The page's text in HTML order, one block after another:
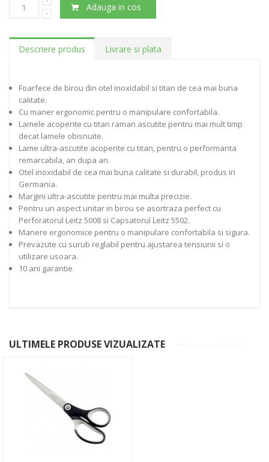
Adauga in cos
Descriere produs Livrare si plata
Foarfece de birou din otel inoxidabil si titan de cea mai buna
calitate.
Cu maner ergonomic pentru o manipulare confortabila.
Lamele acoperite cu titan raman ascutite pentru mai mult timp
decat lamele obisnuite.
Lame ultra-ascutite acoperite cu titan, pentru o performanta
remarcabila, an dupa an.
Otel inoxidabil de cea mai buna calitate si durabil, produs in
Germania.
Margini ultra-ascutite pentru mai multa precizie.
Pentru un aspect unitar in birou se asortraza perfect cu
Perforatorul Leitz 5008 si Capsatorul Leitz 5502.
Manere ergonomice pentru o manipulare confortabila si sigura.
Prevazute cu surub reglabil pentru ajustarea tensiunii si o
utilizare usoara.
10 ani garantie.
ULTIMELE PRODUSE VIZUALIZATE